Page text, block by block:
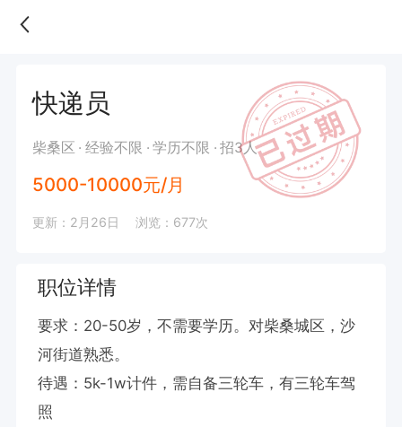
快递员
柴桑区 经验不限 学历不限 招3人
5000-10000元/月
更新：2月26日 浏览：677次
职位详情
要求：20-50岁，不需要学历。对柴桑城区，沙
河街道熟悉。
待遇：5k-1w计件，需自备三轮车，有三轮车驾
照